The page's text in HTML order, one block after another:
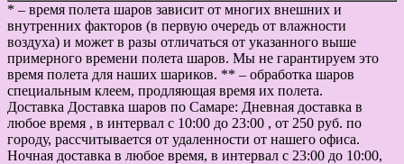
* – время полета шаров зависит от многих внешних и
внутренних факторов (в первую очередь от влажности
воздуха) и может в разы отличаться от указанного выше
примерного времени полета шаров. Мы не гарантируем это
время полета для наших шариков. ** – обработка шаров
специальным клеем, продляющая время их полета.
Доставка Доставка шаров по Самаре: Дневная доставка в
любое время , в интервал с 10:00 до 23:00 , от 250 руб. по
городу, рассчитывается от удаленности от нашего офиса.
Ночная доставка в любое время, в интервал с 23:00 до 10:00,